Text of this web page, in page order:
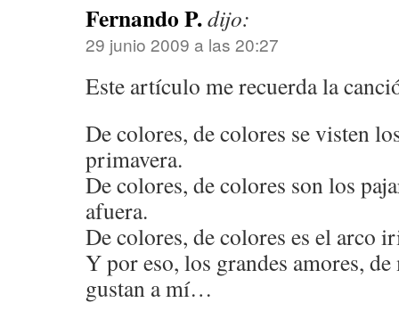
Fernando P.dijo:
29 junio 2009 a las 20:27
Este artículo me recuerda la
De colores, de colores se visten
primavera.
De colores, de colores son los
afuera.
De colores, de colores es el arco
Y por eso, los grandes amores,
gustan a mí…